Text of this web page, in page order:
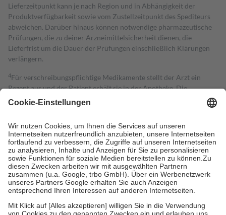
Lieferzeitpunkt kann je nach Region und in Abhängigkeit der
Produktverfügbarkeit sowie vom Zustellzeitpunkt des Spediteurs
abweichen. Darüber hinaus können notwendige pharmazeutische
Prüfungen, die zu deiner Arzneimittelsicherheit dienen, die
Lieferfrist um die Dauer der Prüfungen einschließlich Klärungen
verlängern.
4Für verschreibungspflichtige Medikamente stellt der Arzt ein
Rezept aus und der Patient erhält sie in der Apotheke. Die
gesetzliche Krankenversicherung übernimmt in der Regel die
Kosten dafür, der Versicherte trägt einen Teil davon als Zuzahlung
Grundsätzlich leisten Mitglieder Zuzahlungen in Höhe von zehn
Prozent des Abgabepreises,mindestens jedochfünf Euround
höchstens zehn Euro.Es sind jedoch nie mehr als die tatsächlichen
Kosten der Leistung zu entrichten.
Diese Regeln gelten grundsätzlich auch für Online-Apotheken.
Bei Heilmitteln und häuslicher Krankenpflege beträgt die
Zuzahlung zehn Prozent der Kosten sowie zehn Euro je
Verordnung.